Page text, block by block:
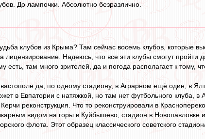
До лампочки. Абсолютно безразлично.
клубов из Крыма? Там сейчас восемь клубов, которые
лицензирование. Надеюсь, что все эти клубы смогут пройти
есть, там много зрителей, да и погода располагает к тому,
да, по одному стадиону, в Аграрном ещё один, в
в Евпатории с натяжкой, но там нет футбольного клуба,
реконструкция. Что то реконструировали в
видом на горы в Куйбышево, стадион в Новопавловке
флота. Этот образец классического советского